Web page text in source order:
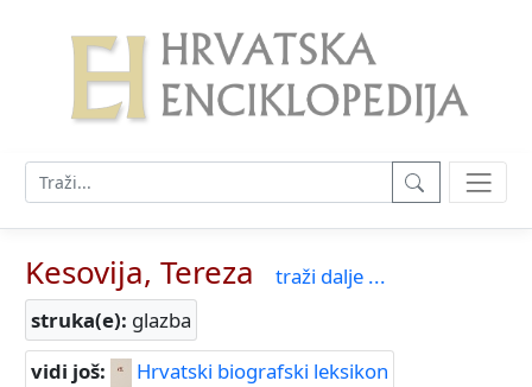
Kesovija, Tereza
traži dalje ...
struka(e): glazba
vidi još:
Hrvatski biografski leksikon